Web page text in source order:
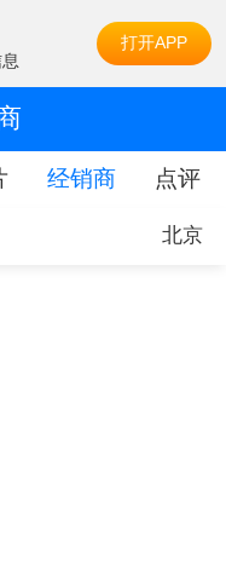
打开APP
经销商 点评
北京